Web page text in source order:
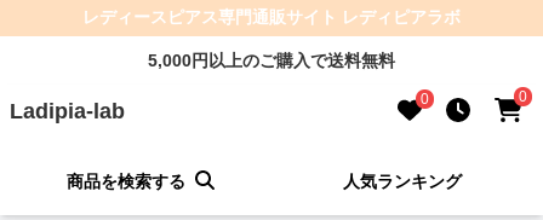
レディースピアス専門通販サイト レディピアラボ
5,000円以上のご購入で送料無料
Ladipia-lab 0 0
商品を検索する 人気ランキング